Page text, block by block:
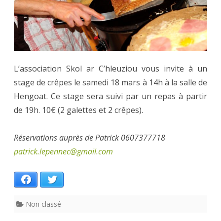
L’association Skol ar C’hleuziou vous invite à un
stage de crêpes le samedi 18 mars à 14h à la salle de
Hengoat. Ce stage sera suivi par un repas à partir
de 19h. 10€ (2 galettes et 2 crêpes).
Réservations auprès de Patrick 0607377718
patrick.lepennec@gmail.com
Facebook
Non classé